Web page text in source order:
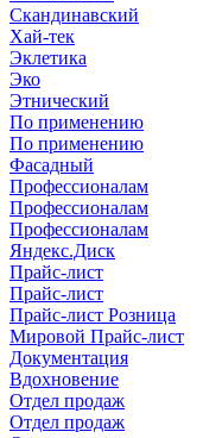
Скандинавский
Хай-тек
Эклетика
Эко
Этнический
По применению
По применению
Фасадный
Профессионалам
Профессионалам
Профессионалам
Яндекс.Диск
Прайс-лист
Прайс-лист
Прайс-лист Розница
Мировой Прайс-лист
Документация
Вдохновение
Отдел продаж
Отдел продаж